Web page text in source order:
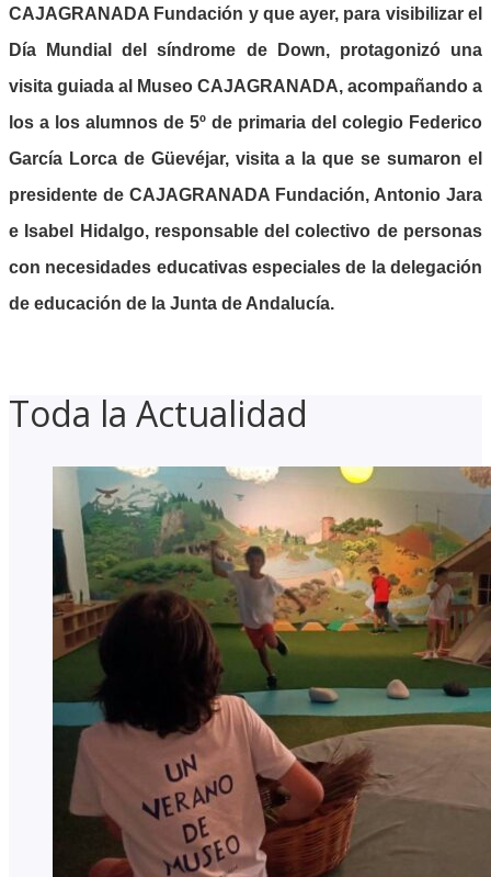
CAJAGRANADA Fundación y que ayer, para visibilizar el
Día Mundial del síndrome de Down, protagonizó una
visita guiada al Museo CAJAGRANADA, acompañando a
los a los alumnos de 5º de primaria del colegio Federico
García Lorca de Güevéjar, visita a la que se sumaron el
presidente de CAJAGRANADA Fundación, Antonio Jara
e Isabel Hidalgo, responsable del colectivo de personas
con necesidades educativas especiales de la delegación
de educación de la Junta de Andalucía.
Toda la Actualidad